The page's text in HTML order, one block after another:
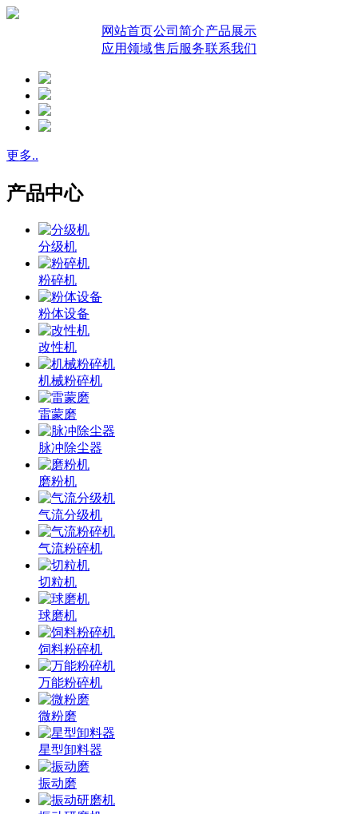
网站首页公司简介产品展示
应用领域售后服务联系我们
更多..
产品中心
分级机
粉碎机
粉体设备
改性机
机械粉碎机
雷蒙磨
脉冲除尘器
磨粉机
气流分级机
气流粉碎机
切粒机
球磨机
饲料粉碎机
万能粉碎机
微粉磨
星型卸料器
振动磨